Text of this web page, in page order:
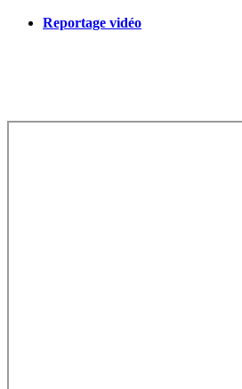
Reportage vidéo